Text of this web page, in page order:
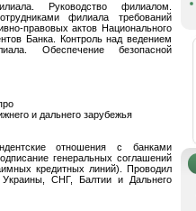
Руководство филиалом.
филиала требований
правовых актов Национального
Банка. Контроль над ведением
Обеспечение безопасной
и дальнего зарубежья
отношения с банками
генеральных соглашений
кредитных линий). Проводил
Украины, СНГ, Балтии и Дальнего